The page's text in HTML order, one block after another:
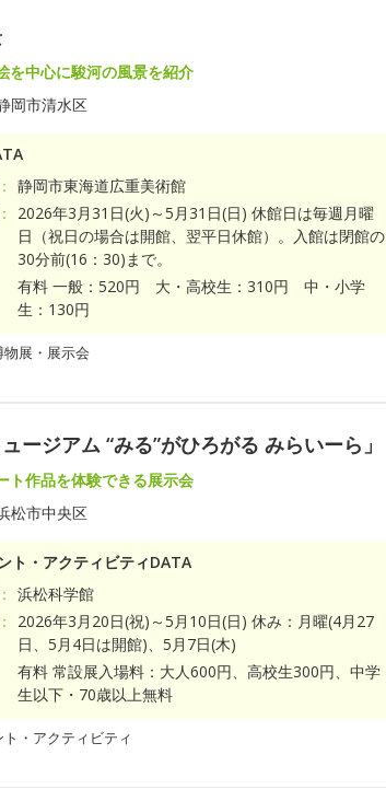
を中心に駿河の風景を紹介
岡市清水区
静岡市東海道広重美術館
2026年3月31日(火)～5月31日(日) 休館日は毎週月曜
日（祝日の場合は開館、翌平日休館）。入館は閉館の
30分前(16：30)まで。
有料 一般：520円 大・高校生：310円 中・小学
生：130円
展・展示会
ージアム “みる”がひろがる みらいーら」
ト作品を体験できる展示会
松市中央区
ト・アクティビティDATA
浜松科学館
2026年3月20日(祝)～5月10日(日) 休み：月曜(4月27
日、5月4日は開館)、5月7日(木)
有料 常設展入場料：大人600円、高校生300円、中学
生以下・70歳以上無料
・アクティビティ